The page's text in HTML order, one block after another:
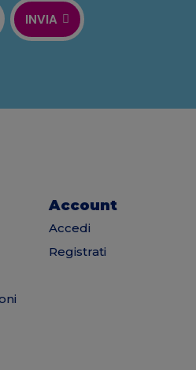
INVIA
Account
Accedi
Registrati